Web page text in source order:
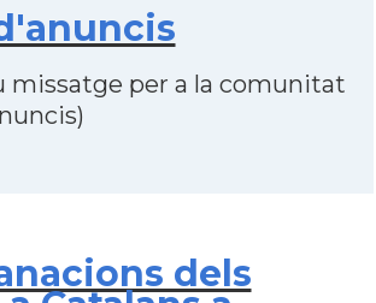
missatge per a la comunitat
dels